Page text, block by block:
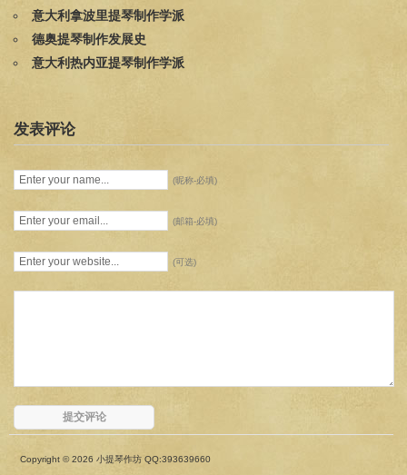
意大利拿波里提琴制作学派
德奥提琴制作发展史
意大利热内亚提琴制作学派
发表评论
(昵称-必填)
(邮箱-必填)
(可选)
Copyright © 2026 小提琴作坊 QQ:393639660